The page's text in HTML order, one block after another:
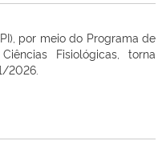
por meio do Programa de
Fisiológicas, torna
2026.